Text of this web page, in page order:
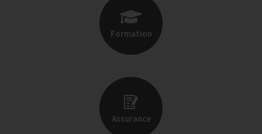
Formation
Assurance